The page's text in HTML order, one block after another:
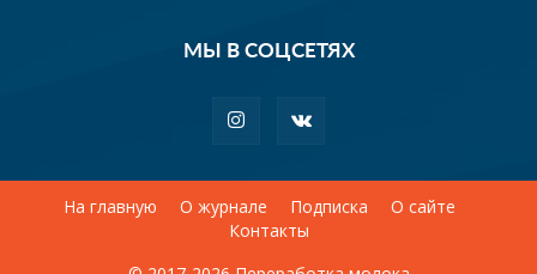
МЫ В СОЦСЕТЯХ
На главную О журнале Подписка
О сайте
Контакты